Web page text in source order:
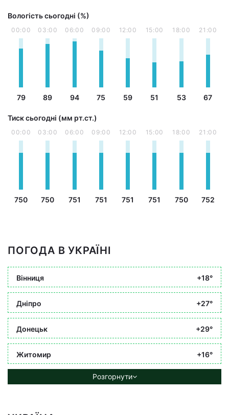
Вологість сьогодні (%)
00:00
79
03:00
89
06:00
94
09:00
75
12:00
59
15:00
51
18:00
53
21:00
67
Тиск сьогодні (мм рт.ст.)
00:00
750
03:00
750
06:00
751
09:00
751
12:00
751
15:00
751
18:00
750
21:00
752
ПОГОДА В УКРАЇНІ
Вінниця +18°
Дніпро +27°
Донецьк +29°
Житомир +16°
Розгорнути